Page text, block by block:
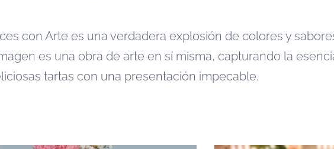
con Arte es una verdadera explosión de colores y
es una obra de arte en sí misma, capturando la
tartas con una presentación impecable.